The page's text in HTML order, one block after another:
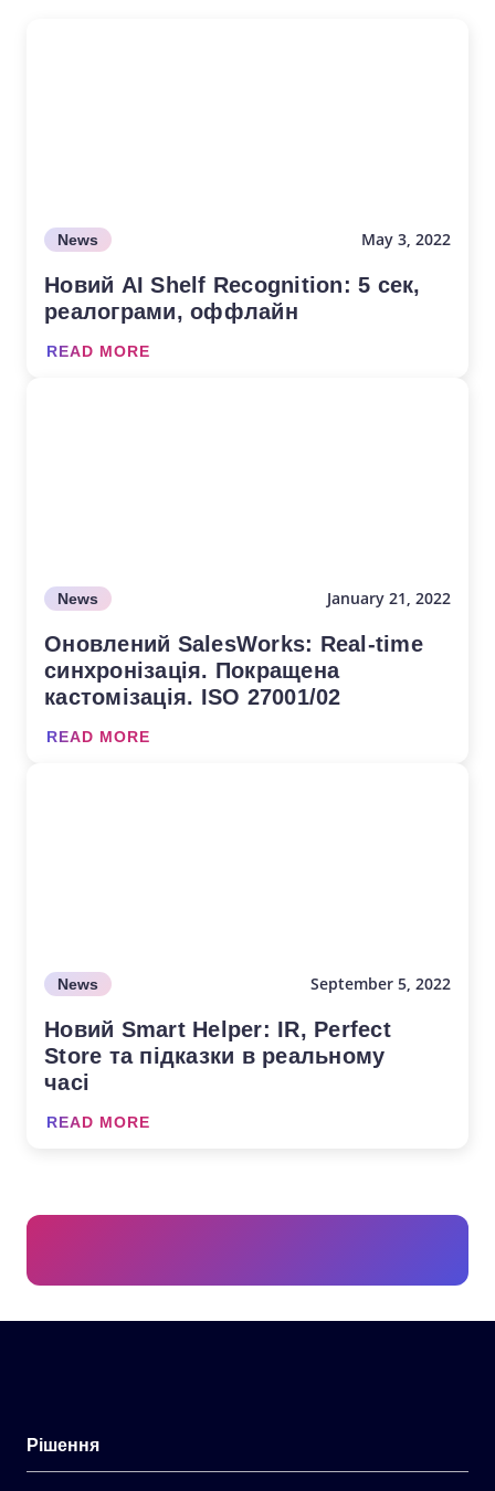
News May 3, 2022
Новий AI Shelf Recognition: 5 сек,
реалограми, оффлайн
READ MORE
News January 21, 2022
Оновлений SalesWorks: Real-time
синхронізація. Покращена
кастомізація. ISO 27001/02
READ MORE
News September 5, 2022
Новий Smart Helper: IR, Perfect
Store та підказки в реальному
часі
READ MORE
Рішення